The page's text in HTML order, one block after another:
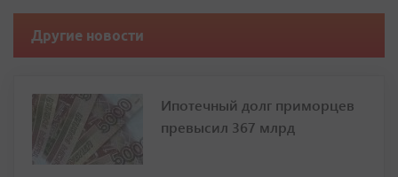
Другие новости
Ипотечный долг приморцев
превысил 367 млрд